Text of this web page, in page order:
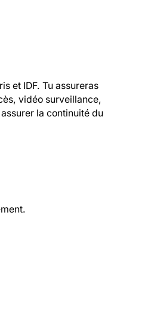
et IDF. Tu assureras
vidéo surveillance,
la continuité du